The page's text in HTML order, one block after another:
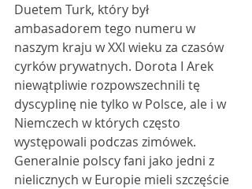
Duetem Turk, który był
ambasadorem tego numeru w
naszym kraju w XXI wieku za czasów
cyrków prywatnych. Dorota I Arek
niewątpliwie rozpowszechnili tę
dyscyplinę nie tylko w Polsce, ale i w
Niemczech w których często
występowali podczas zimówek.
Generalnie polscy fani jako jedni z
nielicznych w Europie mieli szczęście